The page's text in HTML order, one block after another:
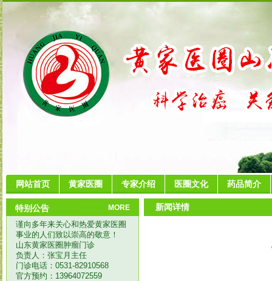
网站首页 黄家医圈 专家介绍 医圈文化 药品简介
MORE
特别公告
谨向多年来关心和热爱黄家医圈
事业的人们致以崇高的敬意！
山东黄家医圈肿瘤门诊
负责人：张宝月主任
门诊电话：0531-82910568
官方预约：13964072559
新闻详情